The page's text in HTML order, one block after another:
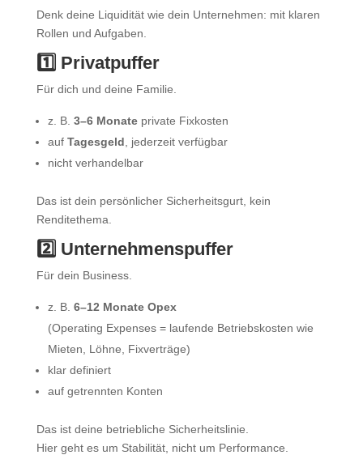
Denk deine Liquidität wie dein Unternehmen: mit klaren
Rollen und Aufgaben.
1️⃣ Privatpuffer
Für dich und deine Familie.
z. B. 3–6 Monateprivate Fixkosten
auf Tagesgeld , jederzeit verfügbar
nicht verhandelbar
Das ist dein persönlicher Sicherheitsgurt, kein
Renditethema.
2️⃣ Unternehmenspuffer
Für dein Business.
z. B. 6–12 Monate Opex
(Operating Expenses = laufende Betriebskosten wie
Mieten, Löhne, Fixverträge)
klar definiert
auf getrennten Konten
Das ist deine betriebliche Sicherheitslinie.
Hier geht es um Stabilität, nicht um Performance.